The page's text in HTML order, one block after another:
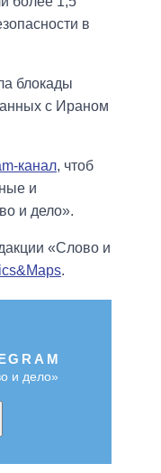
в
блокады
с Ираном
канал, чтоб
и
и дело».
«Слово и
.
и дело»